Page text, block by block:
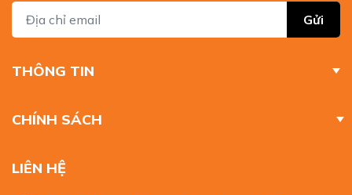
Gửi
THÔNG TIN
CHÍNH SÁCH
LIÊN HỆ